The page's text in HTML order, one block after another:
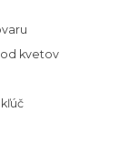
kvetov